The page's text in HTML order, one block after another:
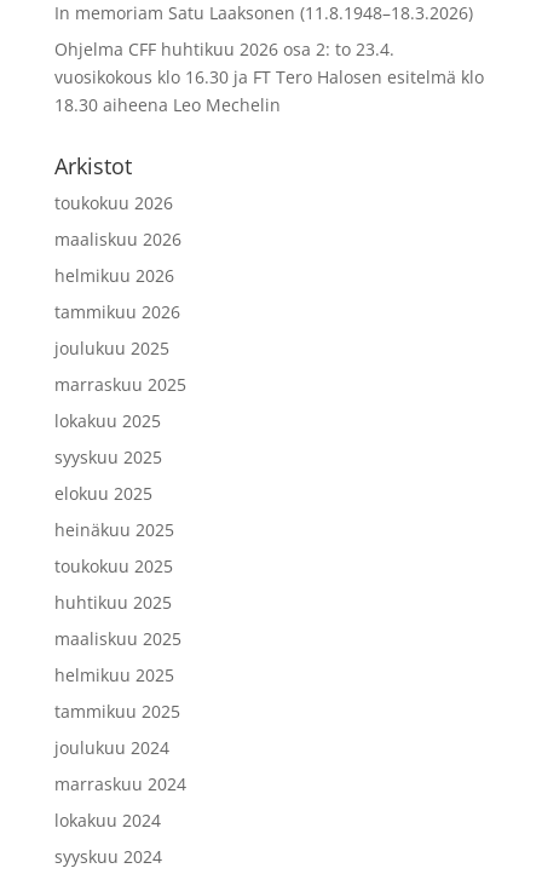
In memoriam Satu Laaksonen (11.8.1948–18.3.2026)
Ohjelma CFF huhtikuu 2026 osa 2: to 23.4.
vuosikokous klo 16.30 ja FT Tero Halosen esitelmä klo
18.30 aiheena Leo Mechelin
Arkistot
toukokuu 2026
maaliskuu 2026
helmikuu 2026
tammikuu 2026
joulukuu 2025
marraskuu 2025
lokakuu 2025
syyskuu 2025
elokuu 2025
heinäkuu 2025
toukokuu 2025
huhtikuu 2025
maaliskuu 2025
helmikuu 2025
tammikuu 2025
joulukuu 2024
marraskuu 2024
lokakuu 2024
syyskuu 2024